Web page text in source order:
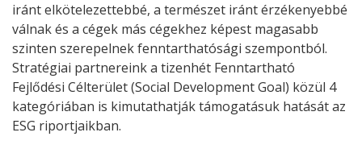
iránt elkötelezettebbé, a természet iránt érzékenyebbé
válnak és a cégek más cégekhez képest magasabb
szinten szerepelnek fenntarthatósági szempontból.
Stratégiai partnereink a tizenhét Fenntartható
Fejlődési Célterület (Social Development Goal) közül 4
kategóriában is kimutathatják támogatásuk hatását az
ESG riportjaikban.